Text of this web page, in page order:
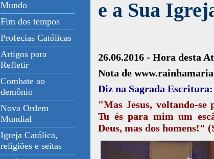
Mundo
Fim dos tempos
Profecias Católicas
Artigos para
Refletir
Combate ao
demônio
Nova Ordem
Mundial
Igreja Católica,
religiões e seitas
e a Sua
26.06.2016 - Hora desta
Nota de
Diz na Sagrada Escritura:
"Mas Jesus, voltando-se
Tu és para mim um
Deus, mas dos homens!"